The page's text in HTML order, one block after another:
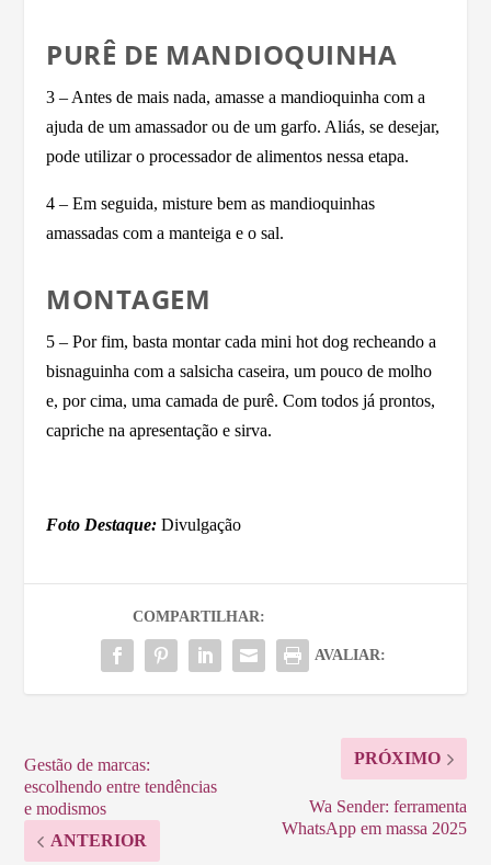
PURÊ DE MANDIOQUINHA
3 – Antes de mais nada, amasse a mandioquinha com a
ajuda de um amassador ou de um garfo. Aliás, se desejar,
pode utilizar o processador de alimentos nessa etapa.
4 – Em seguida, misture bem as mandioquinhas
amassadas com a manteiga e o sal.
MONTAGEM
5 – Por fim, basta montar cada mini hot dog recheando a
bisnaguinha com a salsicha caseira, um pouco de molho
e, por cima, uma camada de purê. Com todos já prontos,
capriche na apresentação e sirva.
Foto Destaque: Divulgação
COMPARTILHAR:
AVALIAR:
Gestão de marcas:
escolhendo entre tendências
e modismos
ANTERIOR
PRÓXIMO
Wa Sender: ferramenta
WhatsApp em massa 2025